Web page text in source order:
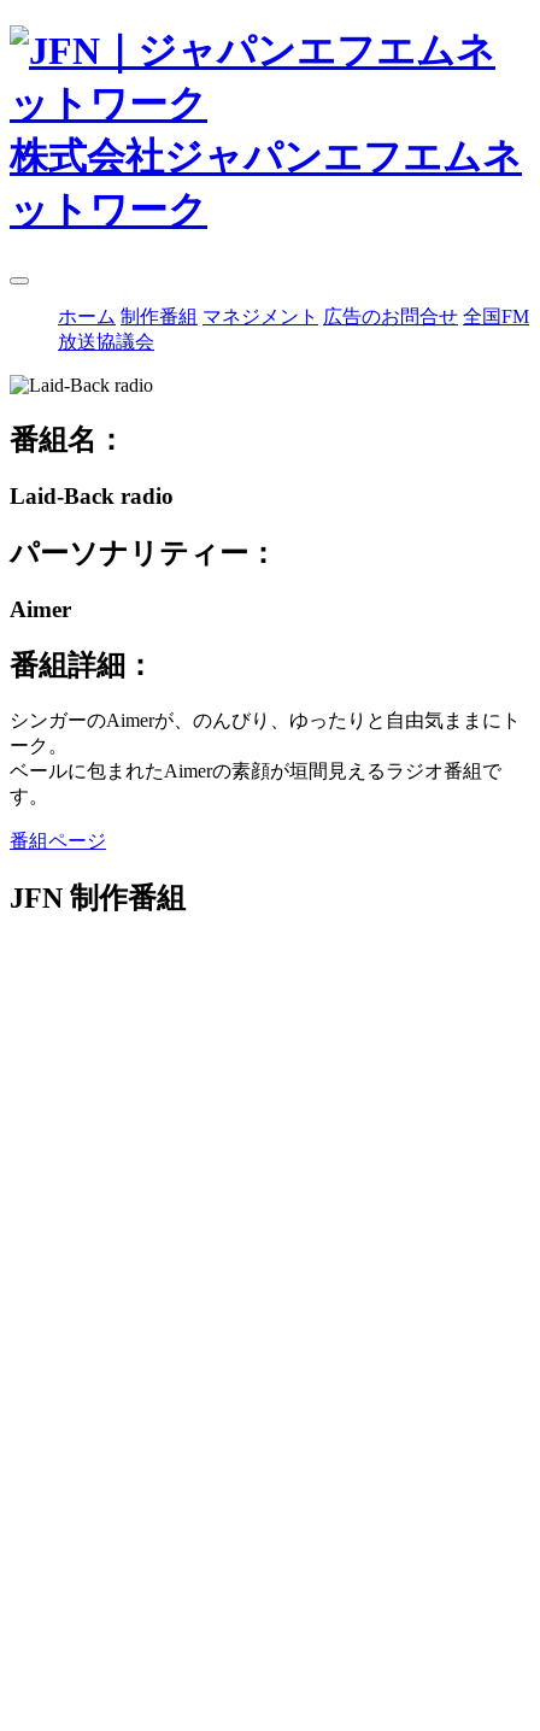
株式会社ジャパンエフエムネ
ットワーク
ホーム 制作番組 マネジメント 広告のお問合せ 全国FM
放送協議会
番組名：
Laid-Back radio
パーソナリティー：
Aimer
番組詳細：
シンガーのAimerが、のんびり、ゆったりと自由気ままにト
ーク。
ベールに包まれたAimerの素顔が垣間見えるラジオ番組で
す。
番組ページ
JFN 制作番組